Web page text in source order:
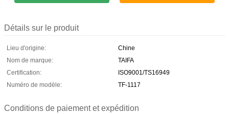
Détails sur le produit
Lieu d'origine:
Chine
Nom de marque:
TAIFA
Certification:
ISO9001/TS16949
Numéro de modèle:
TF-1117
Conditions de paiement et expédition